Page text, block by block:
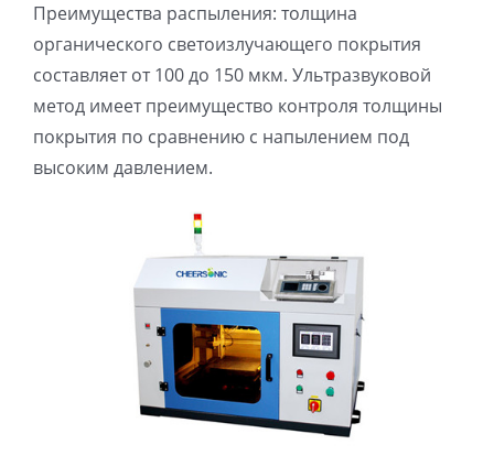
流量
耐化学腐蚀的喷嘴
Преимущества распыления: толщина
органического светоизлучающего покрытия
составляет от 100 до 150 мкм. Ультразвуковой
метод имеет преимущество контроля толщины
покрытия по сравнению с напылением под
высоким давлением.